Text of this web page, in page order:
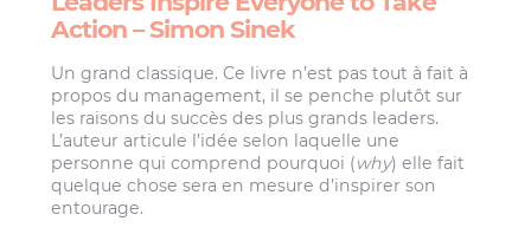
Action – Simon Sinek
Un grand classique. Ce livre n’est pas tout à fait à
propos du management, il se penche plutôt sur
les raisons du succès des plus grands leaders.
L’auteur articule l’idée selon laquelle une
personne qui comprend pourquoi (why) elle fait
quelque chose sera en mesure d’inspirer son
entourage.